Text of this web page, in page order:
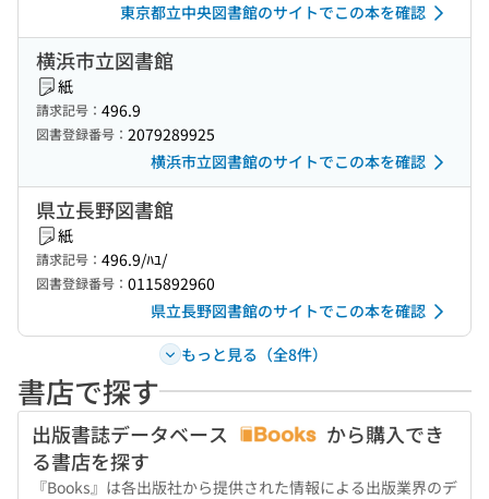
東京都立中央図書館のサイトでこの本を確認
横浜市立図書館
紙
請求記号： 496.9
図書登録番号： 2079289925
横浜市立図書館のサイトでこの本を確認
県立長野図書館
紙
請求記号： 496.9/ﾊﾕ/
図書登録番号： 0115892960
県立長野図書館のサイトでこの本を確認
もっと見る（全8件）
書店で探す
出版書誌データベース
から購入でき
る書店を探す
『Books』は各出版社から提供された情報による出版業界のデ